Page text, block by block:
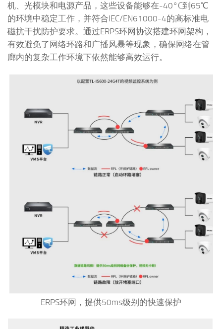
机、光模块和电源产品，这些设备能够在-40°C到65℃
的环境中稳定工作，并符合IEC/EN61000-4的高标准电
磁抗干扰防护要求。通过ERPS环网协议搭建环网架构，
有效避免了网络环路和广播风暴等现象，确保网络在管
廊内的复杂工作环境下依然能够高效运行。
ERPS环网，提供50ms级别的快速保护